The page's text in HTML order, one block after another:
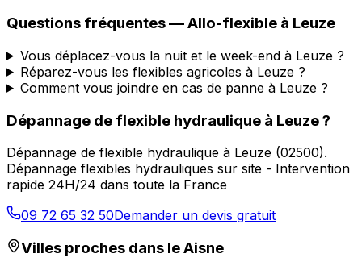
Questions fréquentes —Allo-flexible à Leuze
Vous déplacez-vous la nuit et le week-end à Leuze ?
Réparez-vous les flexibles agricoles à Leuze ?
Comment vous joindre en cas de panne à Leuze ?
Dépannage de flexible hydraulique à Leuze?
Dépannage de flexible hydraulique à Leuze (02500).
Dépannage flexibles hydrauliques sur site - Intervention
rapide 24H/24 dans toute la France
09 72 65 32 50Demander un devis gratuit
Villes proches dans leAisne